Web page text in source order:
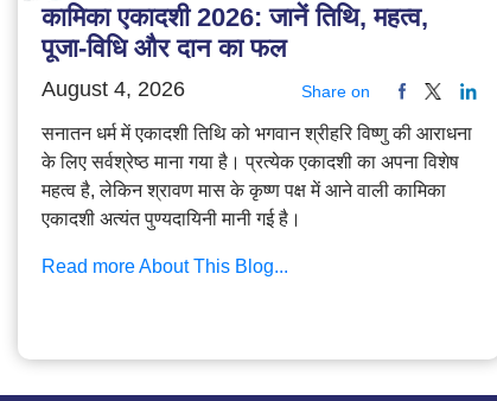
कामिका एकादशी 2026: जानें तिथि, महत्व,
पूजा-विधि और दान का फल
August 4, 2026 Share on
सनातन धर्म में एकादशी तिथि को भगवान श्रीहरि विष्णु की आराधना
के लिए सर्वश्रेष्ठ माना गया है। प्रत्येक एकादशी का अपना विशेष
महत्व है, लेकिन श्रावण मास के कृष्ण पक्ष में आने वाली कामिका
एकादशी अत्यंत पुण्यदायिनी मानी गई है।
Read more About This Blog...